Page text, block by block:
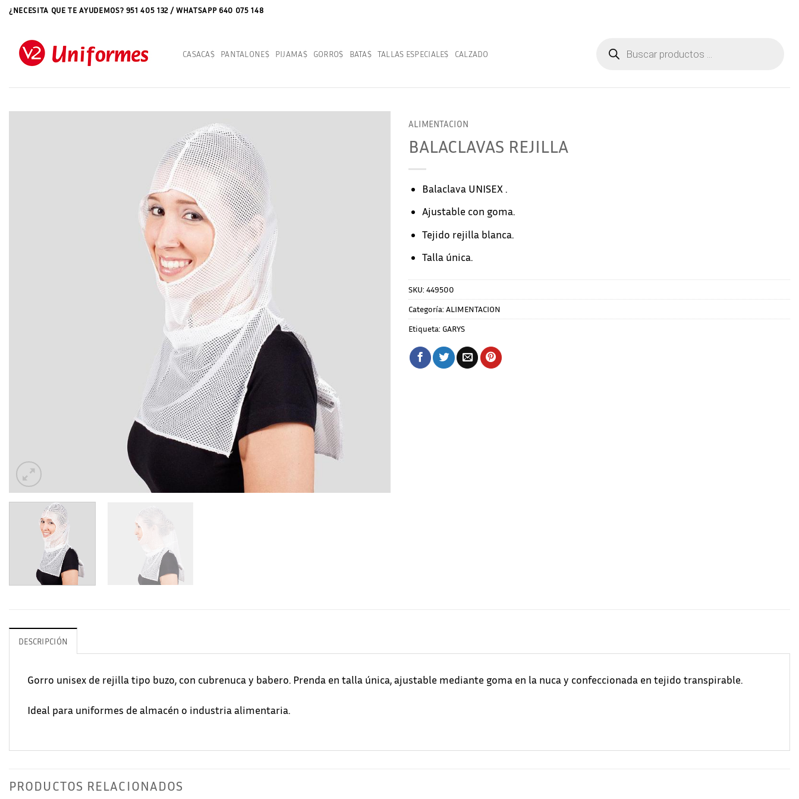
Saltar
contenido
¿NECESITA QUE TE AYUDEMOS? 951 405 132 / WHATSAPP 640 075 148
CASACAS PANTALONES PIJAMAS GORROS BATAS TALLAS ESPECIALES CALZADO
productos
ALIMENTACION
BALACLAVAS REJILLA
Balaclava UNISEX .
Ajustable con goma.
Tejido rejilla blanca.
Talla única.
SKU: 449500
Categoría: ALIMENTACION
Etiqueta: GARYS
DESCRIPCIÓN
Gorro unisex de rejilla tipo buzo, con cubrenuca y babero. Prenda en talla única, ajustable mediante goma en la nuca y confeccionada en tejido transpirable.
Ideal para uniformes de almacén o industria alimentaria.
PRODUCTOS RELACIONADOS